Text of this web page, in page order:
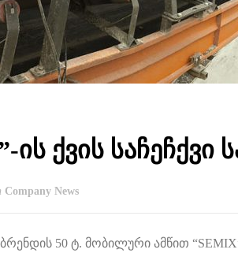
ის ქვის საჩეჩქვი
Company News
50 ტ. მობილური ამწით